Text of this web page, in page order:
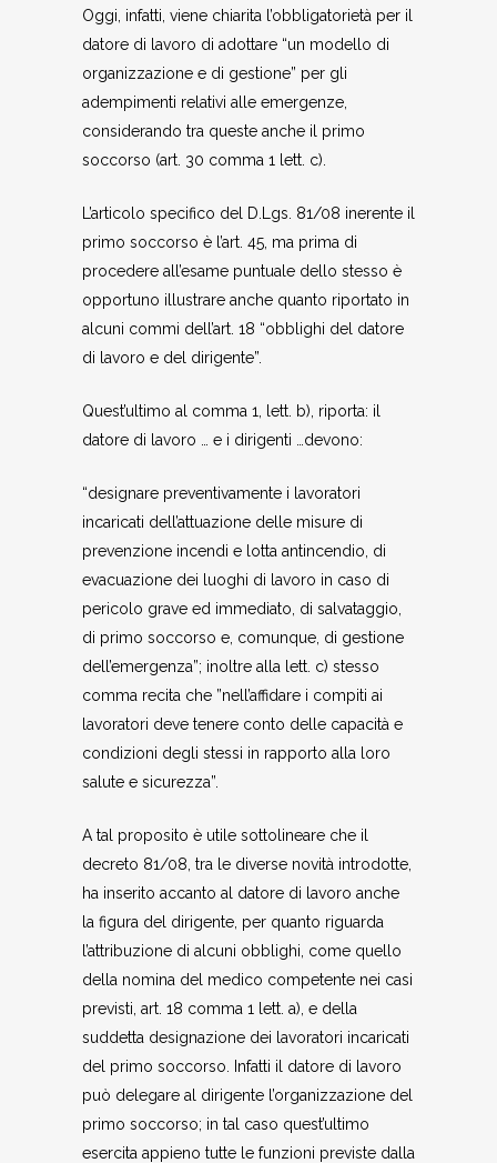
Oggi, infatti, viene chiarita l’obbligatorietà per il
datore di lavoro di adottare “un modello di
organizzazione e di gestione” per gli
adempimenti relativi alle emergenze,
considerando tra queste anche il primo
soccorso (art. 30 comma 1 lett. c).
L’articolo specifico del D.Lgs. 81/08 inerente il
primo soccorso è l’art. 45, ma prima di
procedere all’esame puntuale dello stesso è
opportuno illustrare anche quanto riportato in
alcuni commi dell’art. 18 “obblighi del datore
di lavoro e del dirigente”.
Quest’ultimo al comma 1, lett. b), riporta: il
datore di lavoro … e i dirigenti …devono:
“designare preventivamente i lavoratori
incaricati dell’attuazione delle misure di
prevenzione incendi e lotta antincendio, di
evacuazione dei luoghi di lavoro in caso di
pericolo grave ed immediato, di salvataggio,
di primo soccorso e, comunque, di gestione
dell’emergenza”; inoltre alla lett. c) stesso
comma recita che ”nell’affidare i compiti ai
lavoratori deve tenere conto delle capacità e
condizioni degli stessi in rapporto alla loro
salute e sicurezza”.
A tal proposito è utile sottolineare che il
decreto 81/08, tra le diverse novità introdotte,
ha inserito accanto al datore di lavoro anche
la figura del dirigente, per quanto riguarda
l’attribuzione di alcuni obblighi, come quello
della nomina del medico competente nei casi
previsti, art. 18 comma 1 lett. a), e della
suddetta designazione dei lavoratori incaricati
del primo soccorso. Infatti il datore di lavoro
può delegare al dirigente l’organizzazione del
primo soccorso; in tal caso quest’ultimo
esercita appieno tutte le funzioni previste dalla